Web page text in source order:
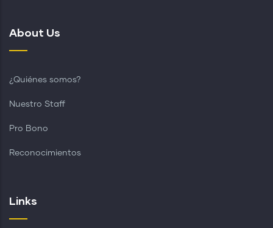
About Us
¿Quiénes somos?
Nuestro Staff
Pro Bono
Reconocimientos
Links